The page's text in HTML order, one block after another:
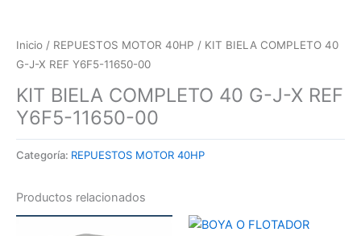
Inicio / REPUESTOS MOTOR 40HP / KIT BIELA COMPLETO 40
G-J-X REF Y6F5-11650-00
KIT BIELA COMPLETO 40 G-J-X REF
Y6F5-11650-00
Categoría: REPUESTOS MOTOR 40HP
Productos relacionados